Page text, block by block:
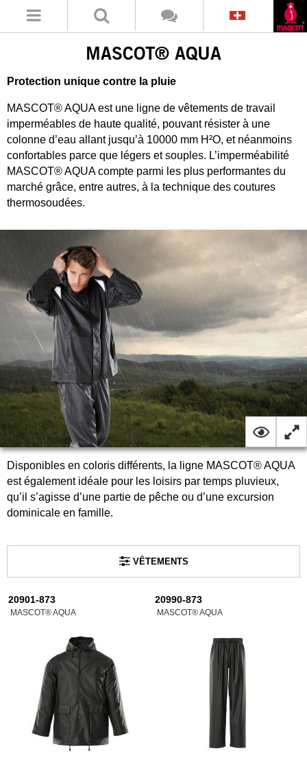
MASCOT® AQUA
Protection unique contre la pluie
MASCOT® AQUA est une ligne de vêtements de travail
imperméables de haute qualité, pouvant résister à une
colonne d’eau allant jusqu’à 10000 mm H²O, et néanmoins
confortables parce que légers et souples. L’imperméabilité
MASCOT® AQUA compte parmi les plus performantes du
marché grâce, entre autres, à la technique des coutures
thermosoudées.
Disponibles en coloris différents, la ligne MASCOT® AQUA
est également idéale pour les loisirs par temps pluvieux,
qu’il s’agisse d’une partie de pêche ou d’une excursion
dominicale en famille.
VÊTEMENTS
20901-873
MASCOT® AQUA
20990-873
MASCOT® AQUA